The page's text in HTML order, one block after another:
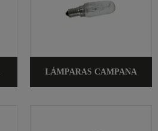
LÁMPARAS CAMPANA